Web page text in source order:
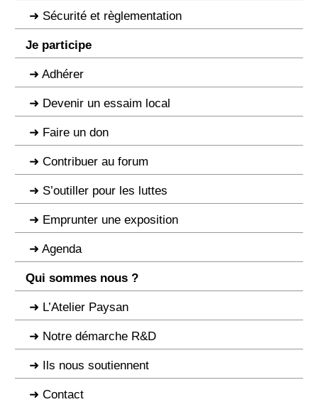
Sécurité et règlementation
Je participe
Adhérer
Devenir un essaim local
Faire un don
Contribuer au forum
S’outiller pour les luttes
Emprunter une exposition
Agenda
Qui sommes nous ?
L’Atelier Paysan
Notre démarche R&D
Ils nous soutiennent
Contact